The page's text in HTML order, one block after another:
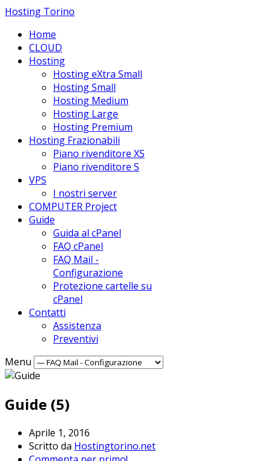
Hosting Torino
Home
CLOUD
Hosting
Hosting eXtra Small
Hosting Small
Hosting Medium
Hosting Large
Hosting Premium
Hosting Frazionabili
Piano rivenditore XS
Piano rivenditore S
VPS
I nostri server
COMPUTER Project
Guide
Guida al cPanel
FAQ cPanel
FAQ Mail -
Configurazione
Protezione cartelle su
cPanel
Contatti
Assistenza
Preventivi
Menu
Guide (5)
Aprile 1, 2016
Scritto da Hostingtorino.net